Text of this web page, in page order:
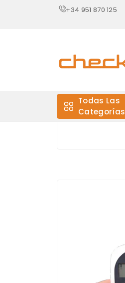
+34 951 870 125
Todas Las
Categorías